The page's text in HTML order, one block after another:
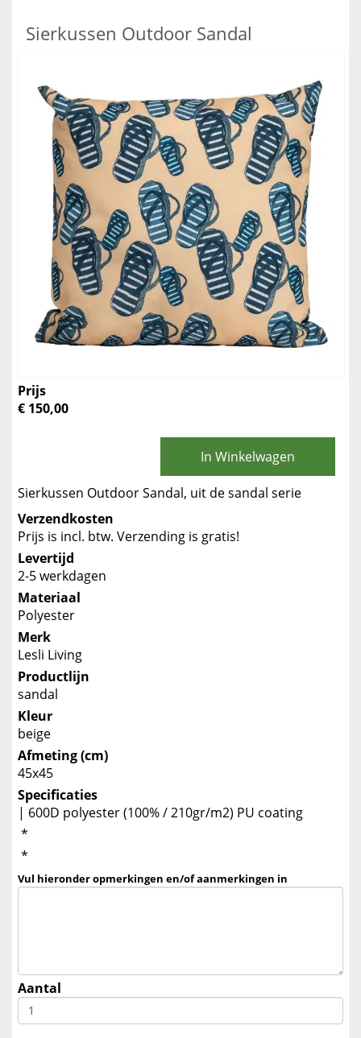
Sierkussen Outdoor Sandal
Prijs
€ 150,00
In Winkelwagen
Sierkussen Outdoor Sandal, uit de sandal serie
Verzendkosten
Prijs is incl. btw. Verzending is gratis!
Levertijd
2-5 werkdagen
Materiaal
Polyester
Merk
Lesli Living
Productlijn
sandal
Kleur
beige
Afmeting (cm)
45x45
Specificaties
| 600D polyester (100% / 210gr/m2) PU coating
*
*
Vul hieronder opmerkingen en/of aanmerkingen in
Aantal